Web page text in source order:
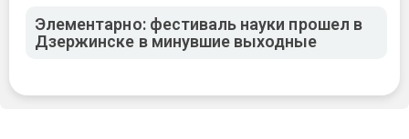
Элементарно: фестиваль науки прошел в
Дзержинске в минувшие выходные